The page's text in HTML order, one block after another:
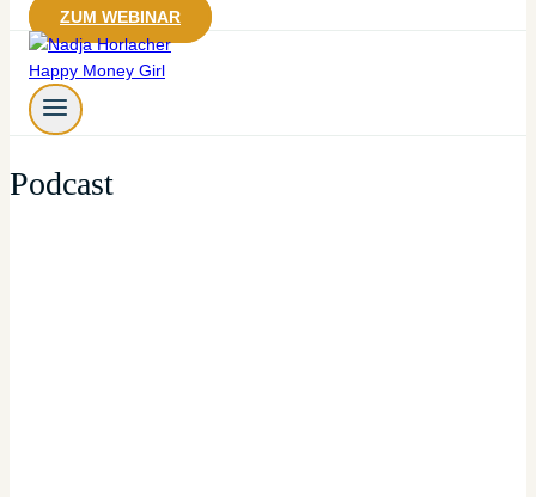
ZUM WEBINAR
Podcast